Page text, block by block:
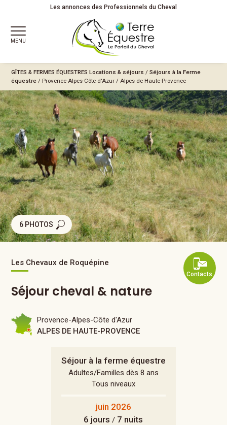
Les annonces des Professionnels du Cheval
MENU
GÎTES & FERMES ÉQUESTRESLocations & séjours /Séjours à la Ferme
équestre / Provence-Alpes-Côte d'Azur /Alpes de Haute-Provence
6 PHOTOS
Contacts
Les Chevaux de Roquépine
Séjour cheval & nature
Séjour à la ferme équestre
Adultes/Familles dès 8 ans
Tous niveaux
juin 2026
6 jours / 7 nuits
Provence-Alpes-Côte d'Azur
ALPES DE HAUTE-PROVENCE